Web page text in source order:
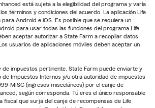
está sujeta a la elegibilidad del programa y varía
términos y condiciones del acuerdo. La aplicación Life
para Android e iOS. Es posible que se requiera un
para usar todas las funciones del programa Life
aceptar autorizar a State Farm a recopilar datos
usuarios de aplicaciones móviles deben aceptar un
de impuestos pertinente, State Farm puede enviarte y
de Impuestos Internos y/u otra autoridad de impuestos
MISC (ingresos misceláneos) por el canje de
según corresponda. Tú eres el único responsable
fiscal que surja del canje de recompensas de Life